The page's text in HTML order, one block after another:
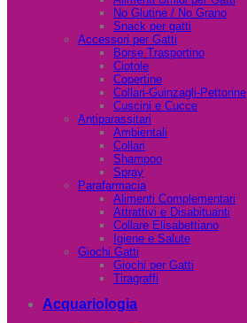
No Glutine / No Grano
Snack per gatti
Accessori per Gatti
Borse Trasportino
Ciotole
Copertine
Collari-Guinzagli-Pettorine
Cuscini e Cucce
Antiparassitari
Ambientali
Collari
Shampoo
Spray
Parafarmacia
Alimenti Complementari
Attrattivi e Disabituanti
Collare Elisabettiano
Igiene e Salute
Giochi Gatti
Giochi per Gatti
Tiragraffi
Acquariologia